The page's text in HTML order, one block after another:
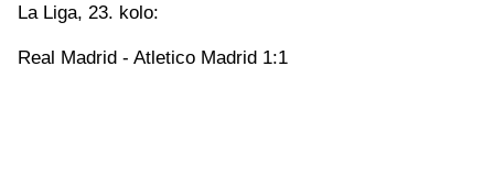
La Liga, 23. kolo:
Real Madrid - Atletico Madrid 1:1